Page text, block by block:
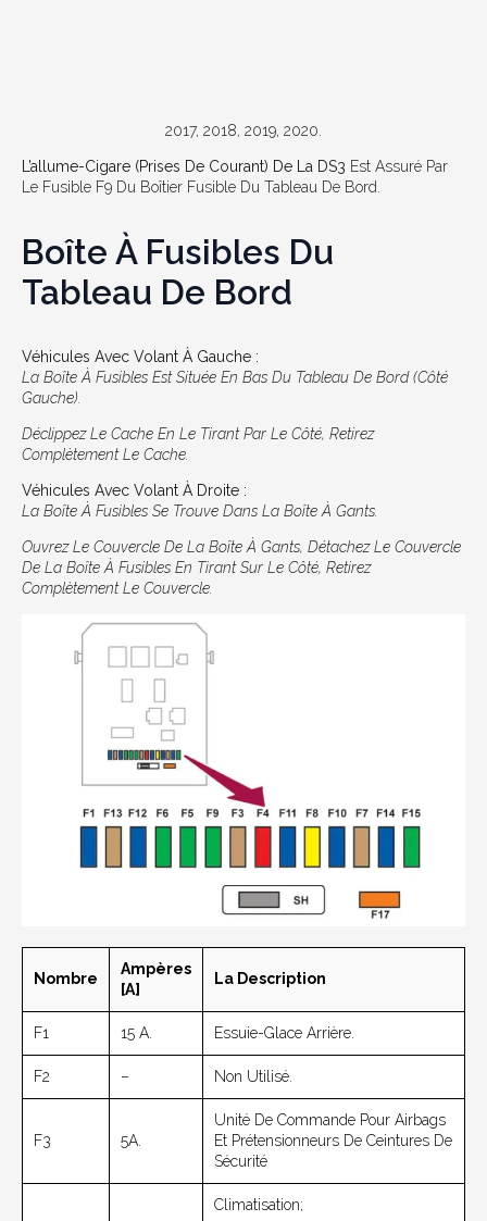
2017, 2018, 2019, 2020.
L’allume-Cigare (prises De Courant) De La DS3 Est Assuré Par
Le Fusible F9 Du Boîtier Fusible Du Tableau De Bord.
Boîte À Fusibles Du
Tableau De Bord
Véhicules Avec Volant À Gauche :
La Boîte À Fusibles Est Située En Bas Du Tableau De Bord (côté
Gauche).
Déclippez Le Cache En Le Tirant Par Le Côté, Retirez
Complètement Le Cache.
Véhicules Avec Volant À Droite :
La Boîte À Fusibles Se Trouve Dans La Boîte À Gants.
Ouvrez Le Couvercle De La Boîte À Gants, Détachez Le Couvercle
De La Boîte À Fusibles En Tirant Sur Le Côté, Retirez
Complètement Le Couvercle.
Nombre
Ampères
[A]
La Description
F1 15 A. Essuie-Glace Arrière.
F2 – Non Utilisé.
F3 5A.
Unité De Commande Pour Airbags
Et Prétensionneurs De Ceintures De
Sécurité
Climatisation;